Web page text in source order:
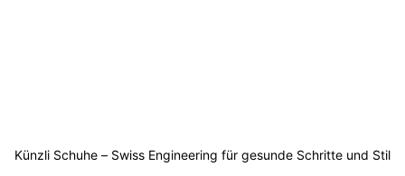
Künzli Schuhe – Swiss Engineering für gesunde Schritte und Stil